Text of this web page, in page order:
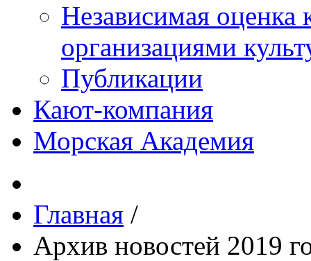
Независимая оценка
организациями
Публикации
Кают-компания
Морская Академия
Главная /
Архив новостей 2019